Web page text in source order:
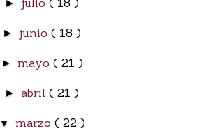
► julio( 18 )
► junio( 18 )
► mayo ( 21 )
►abril( 21 )
▼ marzo ( 22 )